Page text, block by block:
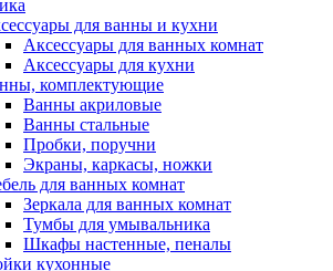
для ванны и кухни
Аксессуары для ванных комнат
Аксессуары для кухни
комплектующие
Ванны акриловые
Ванны стальные
Пробки, поручни
Экраны, каркасы, ножки
для ванных комнат
Зеркала для ванных комнат
Тумбы для умывальника
Шкафы настенные, пеналы
кухонные